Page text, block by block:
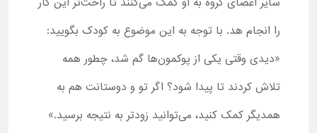
را انجام هد. با توجه به این موضوع به کودک بگویید:
«دیدی وقتی یکی از پوکمون‌ها گم شد، چطور همه
تلاش کردند تا پیدا شود؟ اگر تو و دوستانت هم به
همدیگر کمک کنید، می‌توانید زودتر به نتیجه برسید.»